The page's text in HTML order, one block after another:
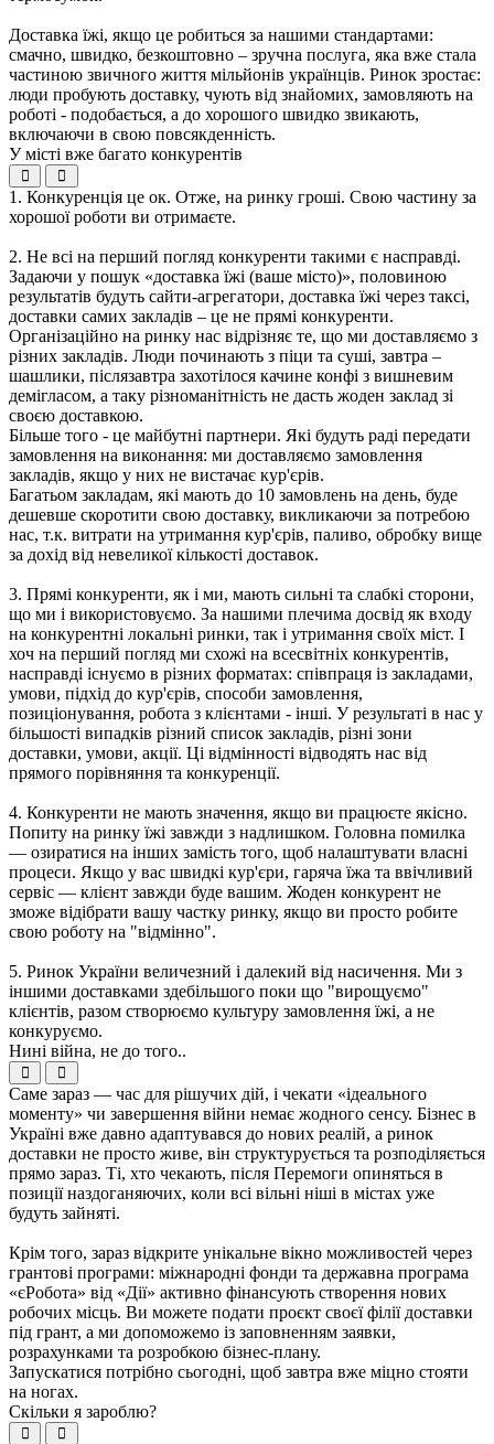
Доставка їжі, якщо це робиться за нашими стандартами:
смачно, швидко, безкоштовно – зручна послуга, яка вже стала
частиною звичного життя мільйонів українців. Ринок зростає:
люди пробують доставку, чують від знайомих, замовляють на
роботі - подобається, а до хорошого швидко звикають,
включаючи в свою повсякденність.
У місті вже багато конкурентів
1. Конкуренція це ок. Отже, на ринку гроші. Свою частину за
хорошої роботи ви отримаєте.
2. Не всі на перший погляд конкуренти такими є насправді.
Задаючи у пошук «доставка їжі (ваше місто)», половиною
результатів будуть сайти-агрегатори, доставка їжі через таксі,
доставки самих закладів – це не прямі конкуренти.
Організаційно на ринку нас відрізняє те, що ми доставляємо з
різних закладів. Люди починають з піци та суші, завтра –
шашлики, післязавтра захотілося качине конфі з вишневим
демігласом, а таку різноманітність не дасть жоден заклад зі
своєю доставкою.
Більше того - це майбутні партнери. Які будуть раді передати
замовлення на виконання: ми доставляємо замовлення
закладів, якщо у них не вистачає кур'єрів.
Багатьом закладам, які мають до 10 замовлень на день, буде
дешевше скоротити свою доставку, викликаючи за потребою
нас, т.к. витрати на утримання кур'єрів, паливо, обробку вище
за дохід від невеликої кількості доставок.
3. Прямі конкуренти, як і ми, мають сильні та слабкі сторони,
що ми і використовуємо. За нашими плечима досвід як входу
на конкурентні локальні ринки, так і утримання своїх міст. І
хоч на перший погляд ми схожі на всесвітніх конкурентів,
насправді існуємо в різних форматах: співпраця із закладами,
умови, підхід до кур'єрів, способи замовлення,
позиціонування, робота з клієнтами - інші. У результаті в нас у
більшості випадків різний список закладів, різні зони
доставки, умови, акції. Ці відмінності відводять нас від
прямого порівняння та конкуренції.
4. Конкуренти не мають значення, якщо ви працюєте якісно.
Попиту на ринку їжі завжди з надлишком. Головна помилка
— озиратися на інших замість того, щоб налаштувати власні
процеси. Якщо у вас швидкі кур'єри, гаряча їжа та ввічливий
сервіс — клієнт завжди буде вашим. Жоден конкурент не
зможе відібрати вашу частку ринку, якщо ви просто робите
свою роботу на "відмінно".
5. Ринок України величезний і далекий від насичення. Ми з
іншими доставками здебільшого поки що "вирощуємо"
клієнтів, разом створюємо культуру замовлення їжі, а не
конкуруємо.
Нині війна, не до того..
Саме зараз — час для рішучих дій, і чекати «ідеального
моменту» чи завершення війни немає жодного сенсу. Бізнес в
Україні вже давно адаптувався до нових реалій, а ринок
доставки не просто живе, він структурується та розподіляється
прямо зараз. Ті, хто чекають, після Перемоги опиняться в
позиції наздоганяючих, коли всі вільні ніші в містах уже
будуть зайняті.
Крім того, зараз відкрите унікальне вікно можливостей через
грантові програми: міжнародні фонди та державна програма
«єРобота» від «Дії» активно фінансують створення нових
робочих місць. Ви можете подати проєкт своєї філії доставки
під грант, а ми допоможемо із заповненням заявки,
розрахунками та розробкою бізнес-плану.
Запускатися потрібно сьогодні, щоб завтра вже міцно стояти
на ногах.
Скільки я зароблю?